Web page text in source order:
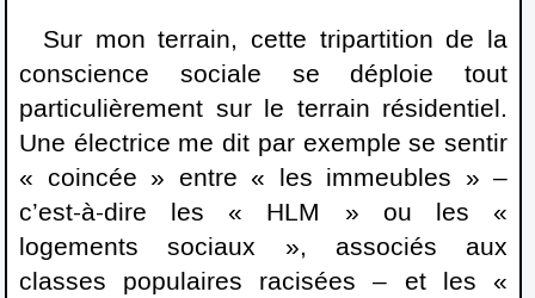
Sur mon terrain, cette tripartition de la
conscience sociale se déploie tout
particulièrement sur le terrain résidentiel.
Une électrice me dit par exemple se sentir
« coincée » entre « les immeubles » –
c’est-à-dire les « HLM » ou les «
logements sociaux », associés aux
classes populaires racisées – et les «